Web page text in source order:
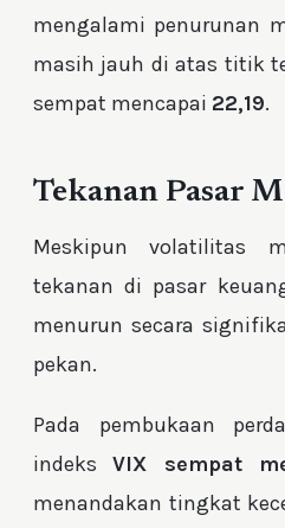
mengalami penurunan
masih jauh di atas titik
sempat mencapai 22,19.
Tekanan Pasar
Meskipun volatilitas
tekanan di pasar
menurun secara
pekan.
Pada pembukaan
indeksVIX sempat
menandakan tingkat